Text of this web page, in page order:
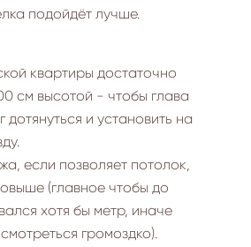
подойдёт лучше.
квартиры достаточно
см высотой - чтобы глава
дотянуться и установить на
если позволяет потолок,
(главное чтобы до
хотя бы метр, иначе
громоздко).